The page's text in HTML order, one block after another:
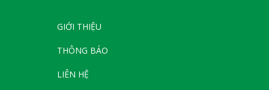
GIỚI THIỆU
THÔNG BÁO
LIÊN HỆ